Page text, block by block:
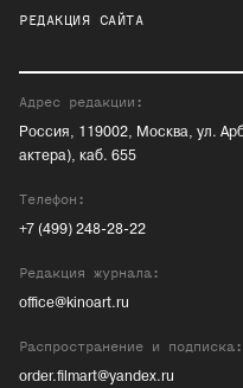
РЕДАКЦИЯ САЙТА
Адрес редакции:
Россия, 119002, Москва, ул.
актера), каб. 655
Телефон:
+7 (499) 248-28-22
Редакция журнала:
office@kinoart.ru
Распространение и подписка:
order.filmart@yandex.ru